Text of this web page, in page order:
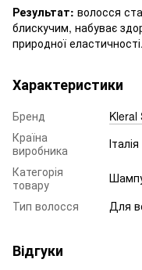
Результат: волосся
блискучим, набуває
природної еластичності.
Характеристики
Бренд
Kleral
Країна
виробника
Італія
Категорія
товару
Тип волосся
Для
Відгуки